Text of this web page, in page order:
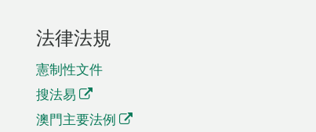
法律法規
憲制性文件
搜法易
澳門主要法例